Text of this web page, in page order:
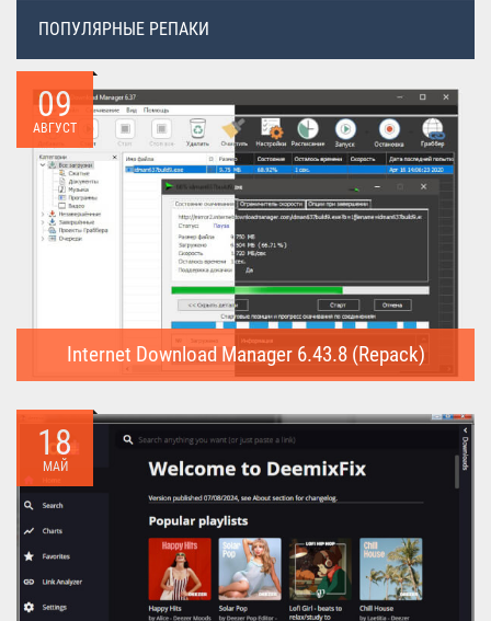
ПОПУЛЯРНЫЕ РЕПАКИ
09
АВГУСТ
Internet Download Manager 6.43.8 (Repack)
предназначена для...
18
МАЙ